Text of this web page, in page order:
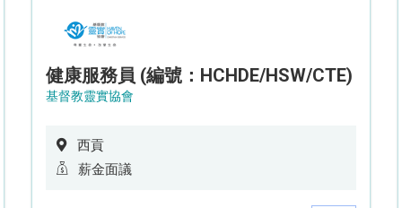
健康服務員 (編號：HCHDE/HSW/CTE)
基督教靈實協會
西貢
薪金面議